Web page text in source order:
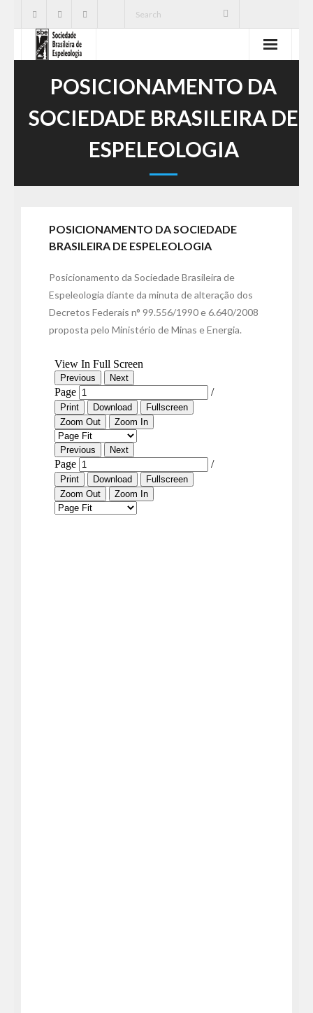
Cavernas
Publicações
Serviços
POSICIONAMENTO DA
SOCIEDADE BRASILEIRA DE
ESPELEOLOGIA
POSICIONAMENTO DA SOCIEDADE
BRASILEIRA DE ESPELEOLOGIA
Posicionamento da Sociedade Brasileira de
Espeleologia diante da minuta de alteração dos
Decretos Federais n° 99.556/1990 e 6.640/2008
proposta pelo Ministério de Minas e Energia.